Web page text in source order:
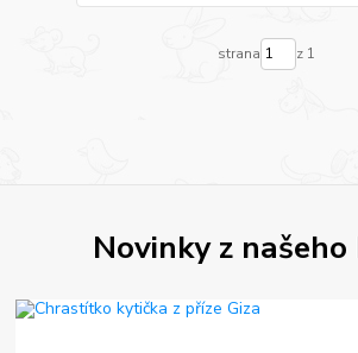
strana z 1
Novinky z